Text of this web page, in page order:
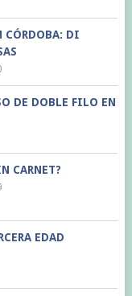
CÓRDOBA: DI
DE DOBLE FILO EN
CARNET?
EDAD